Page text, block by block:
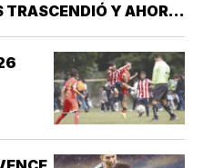
TRASCENDIÓ Y AHORA
DEL DEPORTE
LA NADADORA DEL
GRAHAM BAZÁN *ANA